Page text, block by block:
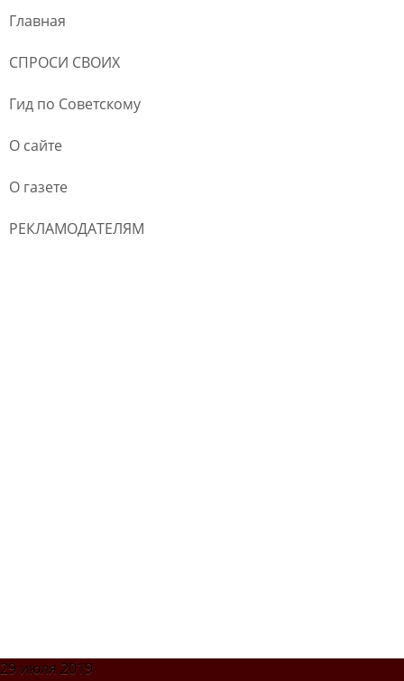
Главная
СПРОСИ СВОИХ
Гид по Советскому
О сайте
О газете
РЕКЛАМОДАТЕЛЯМ
29 июля 2019